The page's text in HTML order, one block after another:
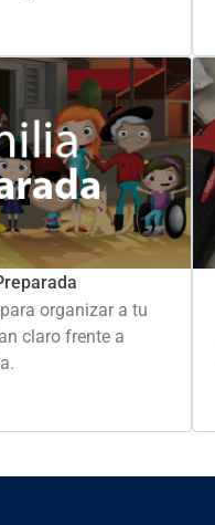
organizar a tu
claro frente a